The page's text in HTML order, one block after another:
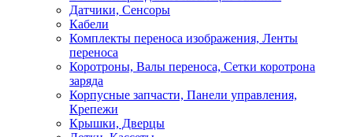
Датчики, Сенсоры
Кабели
Комплекты переноса изображения, Ленты
переноса
Коротроны, Валы переноса, Сетки коротрона
заряда
Корпусные запчасти, Панели управления,
Крепежи
Крышки, Дверцы